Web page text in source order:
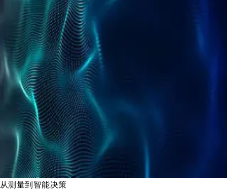
从测量到智能决策